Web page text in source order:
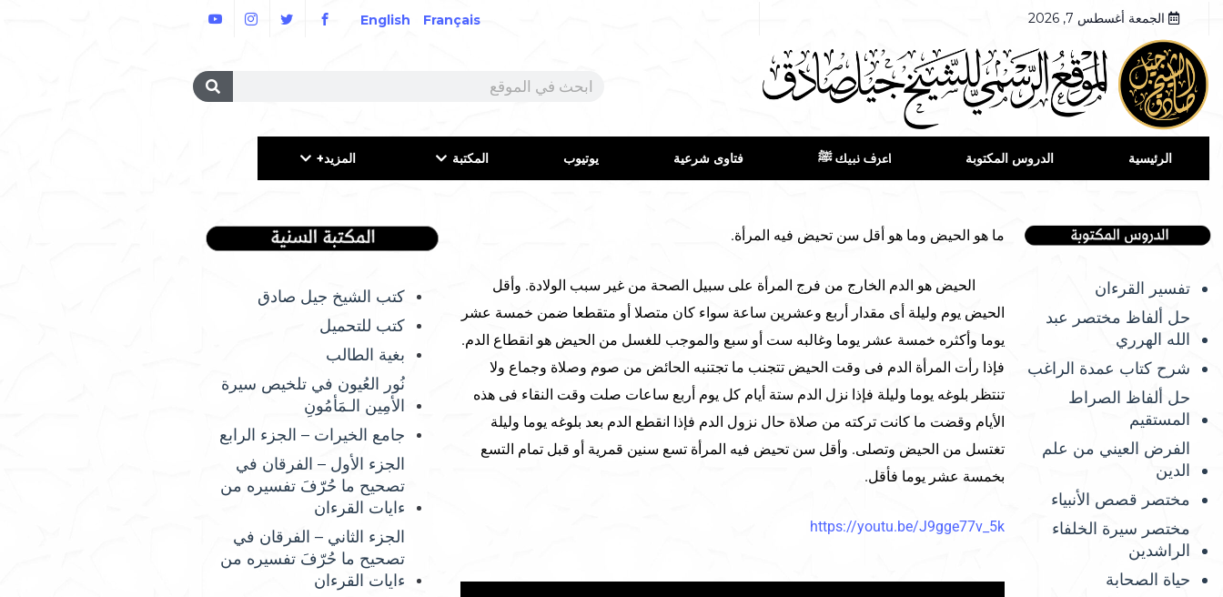
الجمعة أغسطس 7, 2026 Français
English
الرئيسية الدروس المكتوبة اعرف نبيك ﷺ فتاوى شرعية يوتيوب المكتبة المزيد+
تفسير القرءان
حل ألفاظ مختصر عبد
الله الهرري
شرح كتاب عمدة الراغب
حل ألفاظ الصراط
المستقيم
الفرض العيني من علم
الدين
مختصر قصص الأنبياء
مختصر سيرة الخلفاء
الراشدين
حياة الصحابة
ما هو الحيض وما هو أقل سن تحيض فيه المرأة.
الحيض هو الدم الخارج من فرج المرأة على سبيل الصحة من غير سبب الولادة. وأقل
الحيض يوم وليلة أى مقدار أربع وعشرين ساعة سواء كان متصلا أو متقطعا ضمن خمسة عشر
يوما وأكثره خمسة عشر يوما وغالبه ست أو سبع والموجب للغسل من الحيض هو انقطاع الدم.
فإذا رأت المرأة الدم فى وقت الحيض تتجنب ما تجتنبه الحائض من صوم وصلاة وجماع ولا
تنتظر بلوغه يوما وليلة فإذا نزل الدم ستة أيام كل يوم أربع ساعات صلت وقت النقاء فى هذه
الأيام وقضت ما كانت تركته من صلاة حال نزول الدم فإذا انقطع الدم بعد بلوغه يوما وليلة
تغتسل من الحيض وتصلى. وأقل سن تحيض فيه المرأة تسع سنين قمرية أو قبل تمام التسع
بخمسة عشر يوما فأقل.
https://youtu.be/J9gge77v_5k
كتب الشيخ جيل صادق
كتب للتحميل
بغية الطالب
نُور العُيون في تلخيص سيرة
الأمِين الـمَأمُونِ
جامع الخيرات – الجزء الرابع
الجزء الأول – الفرقان في
تصحيح ما حُرّفَ تفسيره من
ءايات القرءان
الجزء الثاني – الفرقان في
تصحيح ما حُرّفَ تفسيره من
ءايات القرءان